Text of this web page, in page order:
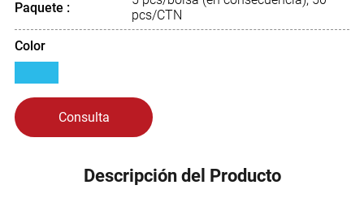
Paquete :
pcs/CTN
Color
Consulta
Descripción del Producto